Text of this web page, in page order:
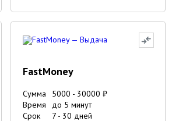
FastMoney
Сумма 5000 - 30000 ₽
Время
до 5 минут
Срок
7- 30 дней